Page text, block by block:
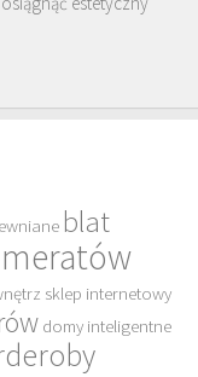
blat
sklep internetowy
domy inteligentne